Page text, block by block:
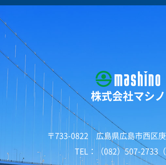
株式会社マシノ
〒733-0822 広島県広島市西区
TEL：（082）507-2733（